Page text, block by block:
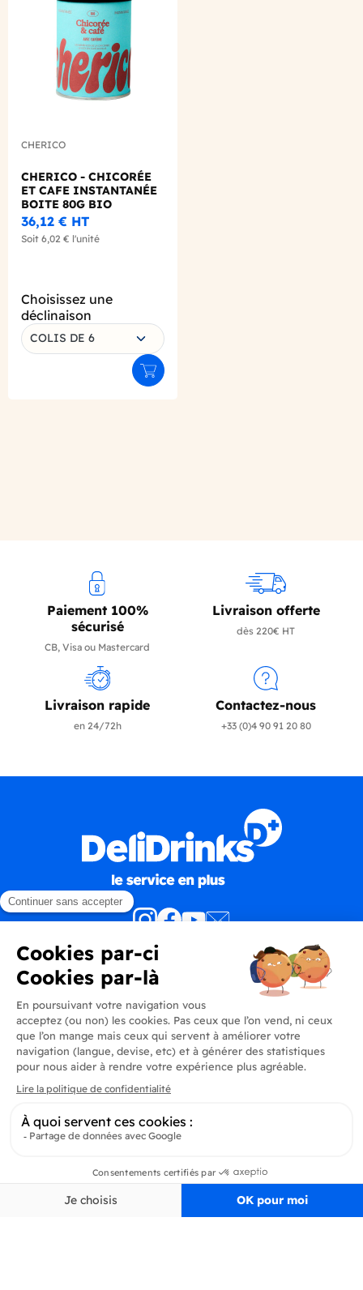
CHERICO
CHERICO - CHICORÉE
ET CAFE INSTANTANÉE
BOITE 80G BIO
36,12 € HT
Soit 6,02 € l'unité
Choisissez une
déclinaison
COLIS DE 6
Ajouter au panier
Paiement 100%
sécurisé
CB, Visa ou Mastercard
Livraison offerte
dès 220€ HT
Livraison rapide
en 24/72h
Contactez-nous
+33 (0)4 90 91 20 80
Produits
En savoir plus
Informations
Inscrivez-vous et soyez au courant de toutes les dernières nouveautés de